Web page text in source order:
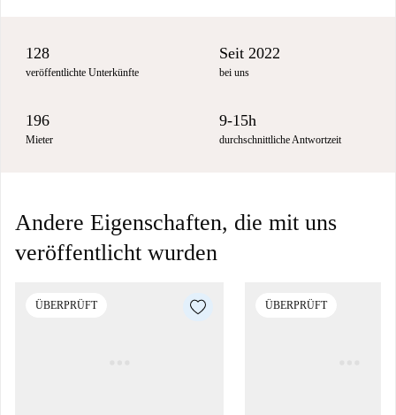
128
veröffentlichte Unterkünfte
Seit 2022
bei uns
196
Mieter
9-15h
durchschnittliche Antwortzeit
Andere Eigenschaften, die mit uns
veröffentlicht wurden
ÜBERPRÜFT ÜBERPRÜFT